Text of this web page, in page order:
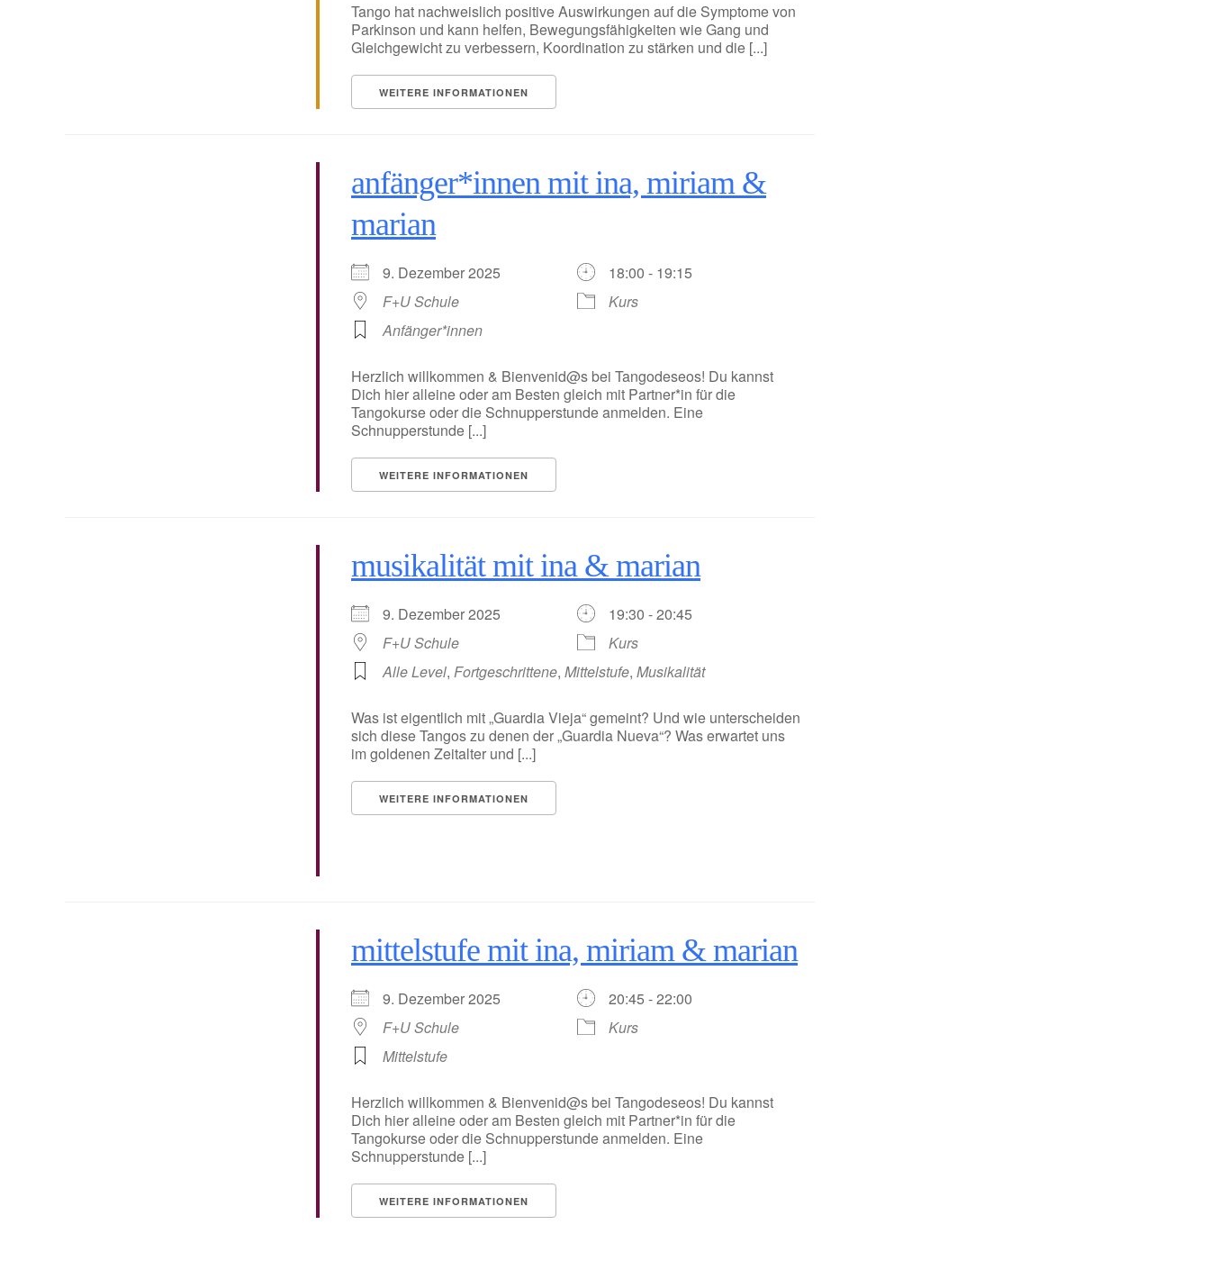
Tango hat nachweislich positive Auswirkungen auf die Symptome von
Parkinson und kann helfen, Bewegungsfähigkeiten wie Gang und
Gleichgewicht zu verbessern, Koordination zu stärken und die [...]
WEITERE INFORMATIONEN
anfänger*innen mit ina, miriam &
marian
9. Dezember 2025
18:00 - 19:15
F+U Schule
Kurs
Anfänger*innen
Herzlich willkommen & Bienvenid@s bei Tangodeseos! Du kannst
Dich hier alleine oder am Besten gleich mit Partner*in für die
Tangokurse oder die Schnupperstunde anmelden. Eine
Schnupperstunde [...]
WEITERE INFORMATIONEN
musikalität mit ina & marian
9. Dezember 2025
19:30 - 20:45
F+U Schule
Kurs
Alle Level, Fortgeschrittene, Mittelstufe, Musikalität
Was ist eigentlich mit „Guardia Vieja“ gemeint? Und wie unterscheiden
sich diese Tangos zu denen der „Guardia Nueva“? Was erwartet uns
im goldenen Zeitalter und [...]
WEITERE INFORMATIONEN
mittelstufe mit ina, miriam & marian
9. Dezember 2025
20:45 - 22:00
F+U Schule
Kurs
Mittelstufe
Herzlich willkommen & Bienvenid@s bei Tangodeseos! Du kannst
Dich hier alleine oder am Besten gleich mit Partner*in für die
Tangokurse oder die Schnupperstunde anmelden. Eine
Schnupperstunde [...]
WEITERE INFORMATIONEN